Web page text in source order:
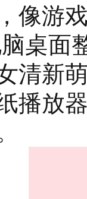
像游
桌面
清新
播放